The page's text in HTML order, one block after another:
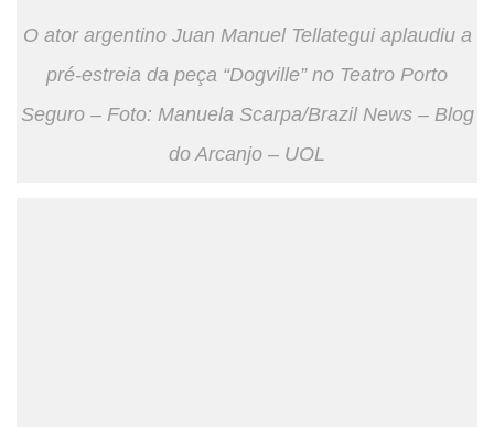
O ator argentino Juan Manuel Tellategui aplaudiu a
pré-estreia da peça “Dogville” no Teatro Porto
Seguro – Foto: Manuela Scarpa/Brazil News – Blog
do Arcanjo – UOL